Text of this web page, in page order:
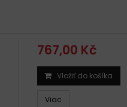
767,00 Kč
Vložiť do košíka
Viac